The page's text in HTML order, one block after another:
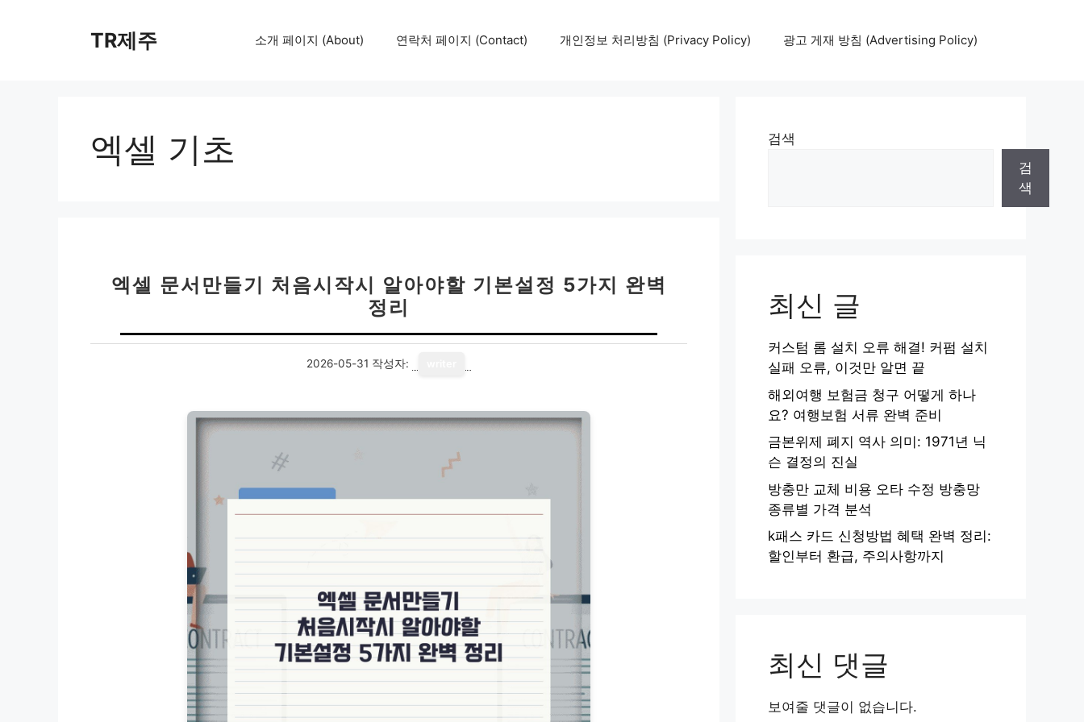
TR제주 소개 페이지 (About) 연락처 페이지 (Contact) 개인정보 처리방침 (Privacy Policy) 광고 게재 방침 (Advertising Policy)
엑셀 기초
엑셀 문서만들기 처음시작시 알아야할 기본설정 5가지 완벽
정리
2026-05-31 작성자:
검색
검
색
최신 글
커스텀 롬 설치 오류 해결! 커펌 설치
실패 오류, 이것만 알면 끝
해외여행 보험금 청구 어떻게 하나
요? 여행보험 서류 완벽 준비
금본위제 폐지 역사 의미: 1971년 닉
슨 결정의 진실
방충만 교체 비용 오타 수정 방충망
종류별 가격 분석
k패스 카드 신청방법 혜택 완벽 정리:
할인부터 환급, 주의사항까지
최신 댓글
보여줄 댓글이 없습니다.